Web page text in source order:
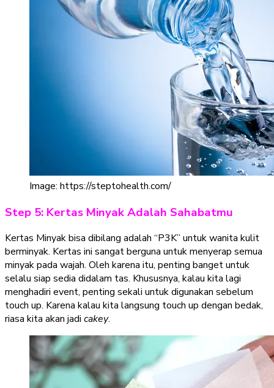
Image: https://steptohealth.com/
Step 5: Kertas Minyak Adalah Sahabatmu
Kertas Minyak bisa dibilang adalah “P3K” untuk wanita kulit
berminyak. Kertas ini sangat berguna untuk menyerap semua
minyak pada wajah. Oleh karena itu, penting banget untuk
selalu siap sedia didalam tas. Khususnya, kalau kita lagi
menghadiri event, penting sekali untuk digunakan sebelum
touch up. Karena kalau kita langsung touch up dengan bedak,
riasa kita akan jadi cakey.